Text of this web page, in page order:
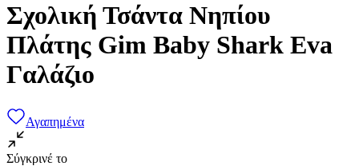
Σχολική Τσάντα Νηπίου
Πλάτης Gim Baby Shark Eva
Γαλάζιο
Αγαπημένα
Σύγκρινέ το